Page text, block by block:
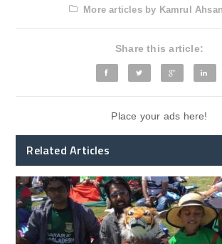
More articles by Kamrul
Share this article:
Place your ads here!
Related Articles